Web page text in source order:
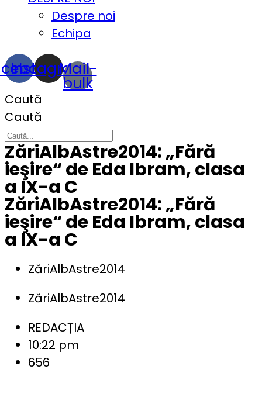
Despre noi
Echipa
Instagram
Mail-
bulk
Caută
Caută
ZăriAlbAstre2014: „Fără
ieşire“ de Eda Ibram, clasa
a IX-a C
ZăriAlbAstre2014: „Fără
ieşire“ de Eda Ibram, clasa
a IX-a C
ZăriAlbAstre2014
ZăriAlbAstre2014
REDACȚIA
10:22 pm
656